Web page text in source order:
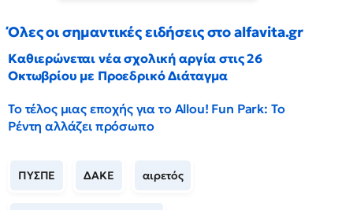
Όλες οι σημαντικές ειδήσεις στο alfavita.gr
Καθιερώνεται νέα σχολική αργία στις 26
Οκτωβρίου με Προεδρικό Διάταγμα
Το τέλος μιας εποχής για το Allou! Fun Park: Το
Ρέντη αλλάζει πρόσωπο
ΠΥΣΠΕ ΔΑΚΕ αιρετός